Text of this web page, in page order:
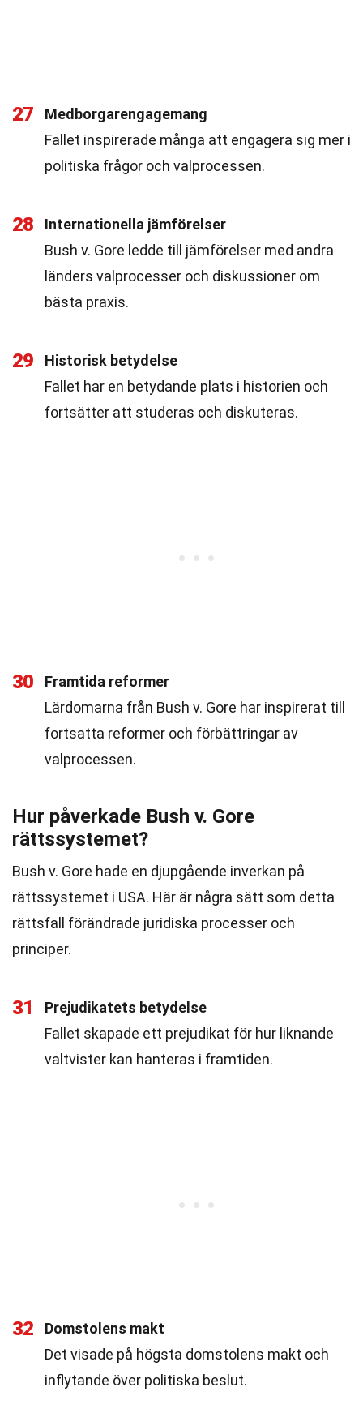
27
Medborgarengagemang
Fallet inspirerade många att engagera sig mer i
politiska frågor och valprocessen.
28
Internationella jämförelser
Bush v. Gore ledde till jämförelser med andra
länders valprocesser och diskussioner om
bästa praxis.
29
Historisk betydelse
Fallet har en betydande plats i historien och
fortsätter att studeras och diskuteras.
30
Framtida reformer
Lärdomarna från Bush v. Gore har inspirerat till
fortsatta reformer och förbättringar av
valprocessen.
Hur påverkade Bush v. Gore
rättssystemet?
Bush v. Gore hade en djupgående inverkan på
rättssystemet i USA. Här är några sätt som detta
rättsfall förändrade juridiska processer och
principer.
31
Prejudikatets betydelse
Fallet skapade ett prejudikat för hur liknande
valtvister kan hanteras i framtiden.
32
Domstolens makt
Det visade på högsta domstolens makt och
inflytande över politiska beslut.